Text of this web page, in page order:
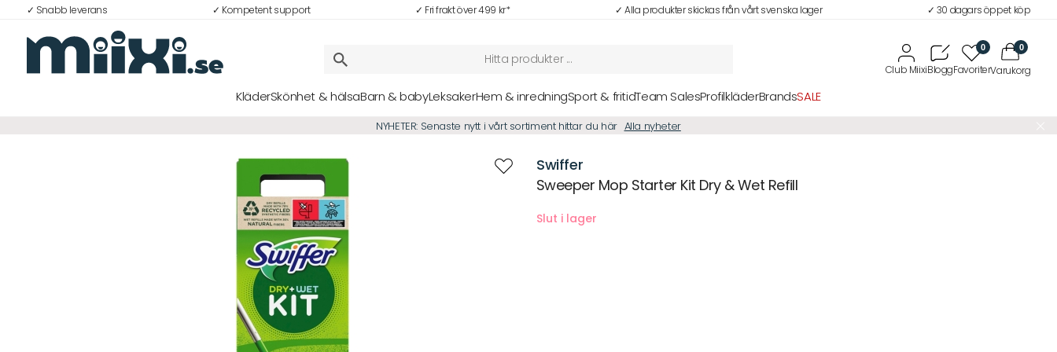
✓ Snabb leverans ✓ Kompetent support ✓ Fri frakt över 499 kr* ✓ Alla produkter skickas från vårt svenska lager ✓ 30 dagars öppet köp
0 0
KläderSkönhet & hälsaBarn & babyLeksakerHem & inredningSport & fritidTeam SalesProfilkläderBrandsSALE
NYHETER: Senaste nytt i vårt sortiment hittar du här Alla nyheter
Swiffer
Sweeper Mop Starter Kit Dry & Wet Refill